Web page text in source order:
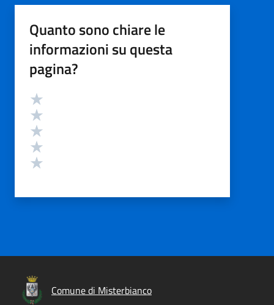
Quanto sono chiare le
informazioni su questa
pagina?
Valutazione
Comune di Misterbianco